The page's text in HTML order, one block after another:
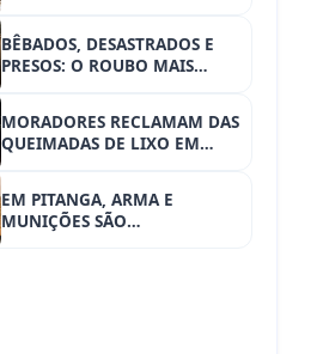
BÊBADOS, DESASTRADOS E
PRESOS: O ROUBO MAIS
MORADORES RECLAMAM DAS
QUEIMADAS DE LIXO EM
EM PITANGA, ARMA E
MUNIÇÕES SÃO